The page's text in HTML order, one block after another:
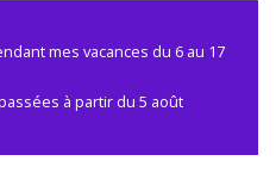
mes vacances du 6 au 17
à partir du 5 août